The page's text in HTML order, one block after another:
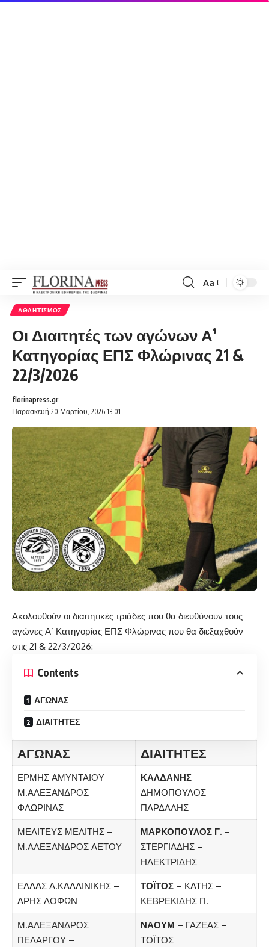
Font
Aa
ΑΘΛΗΤΙΣΜΌΣ
Οι Διαιτητές των αγώνων Α’
Κατηγορίας ΕΠΣ Φλώρινας 21 &
22/3/2026
Παρασκευή 20 Μαρτίου, 2026 13:01
florinapress.gr
Ακολουθούν οι διαιτητικές τριάδες που θα διευθύνουν τους
αγώνες Α’ Κατηγορίας ΕΠΣ Φλώρινας που θα διεξαχθούν
στις 21 & 22/3/2026:
Contents
ΑΓΩΝΑΣ
ΔΙΑΙΤΗΤΕΣ
ΑΓΩΝΑΣ ΔΙΑΙΤΗΤΕΣ
ΕΡΜΗΣ ΑΜΥΝΤΑΙΟΥ –
Μ.ΑΛΕΞΑΝΔΡΟΣ
ΦΛΩΡΙΝΑΣ
ΚΑΛΔΑΝΗΣ–
ΔΗΜΟΠΟΥΛΟΣ –
ΠΑΡΔΑΛΗΣ
ΜΕΛΙΤΕΥΣ ΜΕΛΙΤΗΣ –
Μ.ΑΛΕΞΑΝΔΡΟΣ ΑΕΤΟΥ
ΜΑΡΚΟΠΟΥΛΟΣ Γ.–
ΣΤΕΡΓΙΑΔΗΣ –
ΗΛΕΚΤΡΙΔΗΣ
ΕΛΛΑΣ Α.ΚΑΛΛΙΝΙΚΗΣ –
ΑΡΗΣ ΛΟΦΩΝ
ΤΟΪΤΟΣ– ΚΑΤΗΣ –
ΚΕΒΡΕΚΙΔΗΣ Π.
Μ.ΑΛΕΞΑΝΔΡΟΣ
ΠΕΛΑΡΓΟΥ –
ΝΑΟΥΜ – ΓΑΖΕΑΣ –
ΤΟΪΤΟΣ